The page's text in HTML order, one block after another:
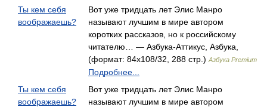
Ты кем себя
воображаешь?
Вот уже тридцать лет Элис Манро
называют лучшим в мире автором
коротких рассказов, но к российскому
читателю… — Азбука-Аттикус, Азбука,
(формат: 84x108/32, 288 стр.) Азбука Premium
Подробнее...
Ты кем себя
воображаешь?
Вот уже тридцать лет Элис Манро
называют лучшим в мире автором